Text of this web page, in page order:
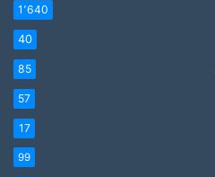
1٬640
40
85
57
17
99